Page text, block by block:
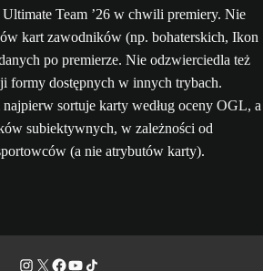
Team ’26 w chwili premiery. Nie
kart zawodników (np. bohaterskich, Ikon
po premierze. Nie odzwierciedla też
formy dostępnych w innych trybach.
sortuje karty według oceny OGL, a
subiektywnych, w zależności od
(a nie atrybutów karty).